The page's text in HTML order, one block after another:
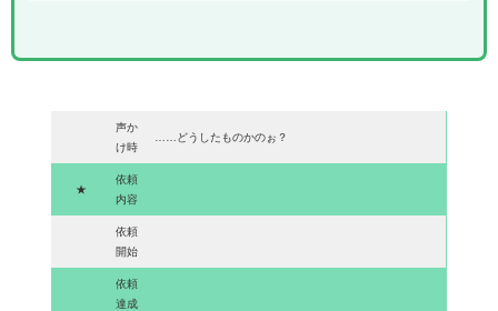
声か
け時
……どうしたものかのぉ？
★
依頼
内容
依頼
開始
依頼
達成